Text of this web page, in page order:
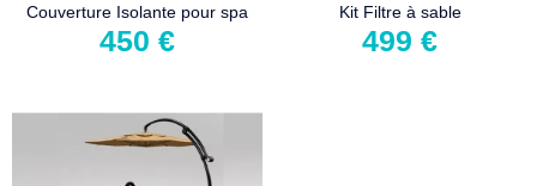
Couverture Isolante pour spa
450 €
Kit Filtre à sable
499 €